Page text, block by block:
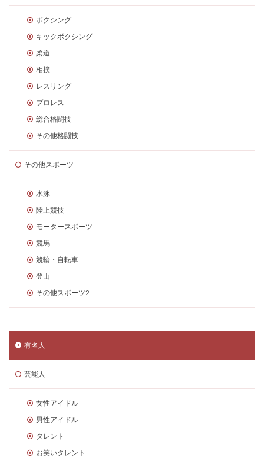
ボクシング
キックボクシング
柔道
相撲
レスリング
プロレス
総合格闘技
その他格闘技
その他スポーツ
水泳
陸上競技
モータースポーツ
競馬
競輪・自転車
登山
その他スポーツ2
有名人
芸能人
女性アイドル
男性アイドル
タレント
お笑いタレント